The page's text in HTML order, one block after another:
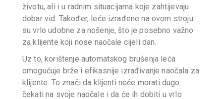
životu, ali i u radnim situacijama koje zahtijevaju
dobar vid. Također, leće izrađene na ovom stroju
su vrlo udobne za nošenje, što je posebno važno
za klijente koji nose naočale cijeli dan.
Uz to, korištenje automatskog brušenja leća
omogućuje brže i efikasnije izrađivanje naočala za
klijente. To znači da klijenti neće morati dugo
čekati na svoje naočale i da će ih dobiti u vrlo